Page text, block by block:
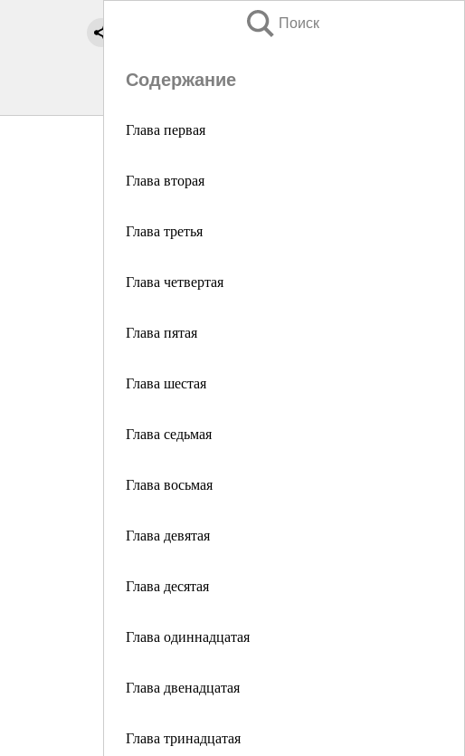
Поиск
Содержание
Глава первая
Глава вторая
Глава третья
Глава четвертая
Глава пятая
Глава шестая
Глава седьмая
Глава восьмая
Глава девятая
Глава десятая
Глава одиннадцатая
Глава двенадцатая
Глава тринадцатая